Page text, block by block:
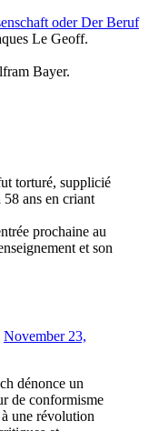
oder Der Beruf
Le Geoff.
Bayer.
torturé, supplicié
ans en criant
prochaine au
et son
November 23,
dénonce un
de conformisme
une révolution